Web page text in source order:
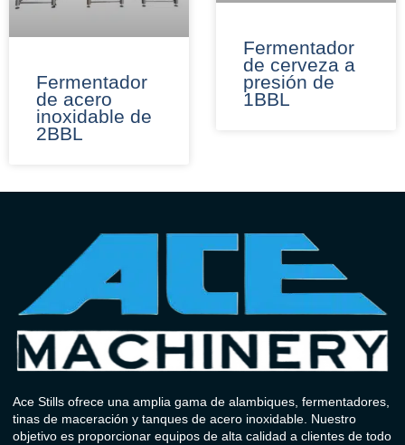
Fermentador
de acero
inoxidable de
2BBL
Fermentador
de cerveza a
presión de
1BBL
Ace Stills ofrece una amplia gama de alambiques, fermentadores,
tinas de maceración y tanques de acero inoxidable. Nuestro
objetivo es proporcionar equipos de alta calidad a clientes de todo